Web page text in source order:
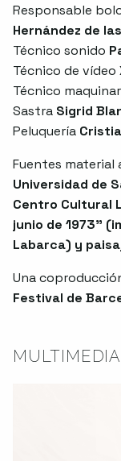
Responsable
Hernández de
Técnico sonido
Técnico de vídeo
Técnico
Sastra Sigrid
Peluquería
Fuentes material
Universidad de
Centro Cultural
junio de 1973”
Labarca) y
Una
Festival de
MULTIMEDIA